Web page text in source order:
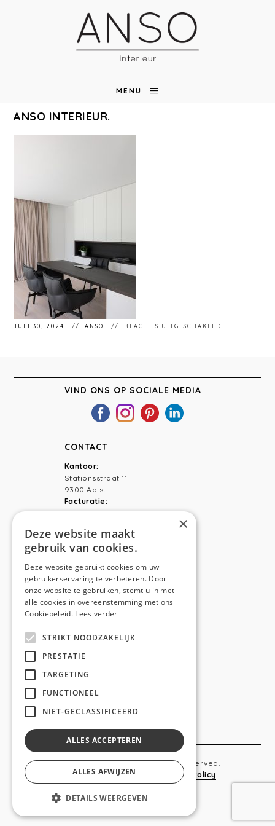
MENU
ANSO INTERIEUR.
JULI 30, 2024 ANSO REACTIES UITGESCHAKELD
VIND ONS OP SOCIALE MEDIA
CONTACT
Kantoor:
Stationsstraat 11
9300 Aalst
Facturatie:
Capucienenlaan 31
Telefoon:0473 44 56 94
NAVIGATION
Home
Diensten
Realisaties
Copyright © 2019 Anso. All rights reserved.
Sitemap-Privacy Policy Cookie Policy
webdesigned by
×
Deze website maakt
gebruik van cookies.
Deze website gebruikt cookies om uw
gebruikerservaring te verbeteren. Door
onze website te gebruiken, stemt u in met
alle cookies in overeenstemming met ons
Cookiebeleid. Lees verder
STRIKT NOODZAKELIJK
PRESTATIE
TARGETING
FUNCTIONEEL
NIET-GECLASSIFICEERD
ALLES ACCEPTEREN
ALLES AFWIJZEN
DETAILS WEERGEVEN